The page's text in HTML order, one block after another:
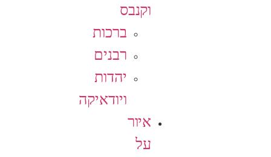
וקנבס
ברכות
רבנים
יהדות
ויודאיקה
איור
על